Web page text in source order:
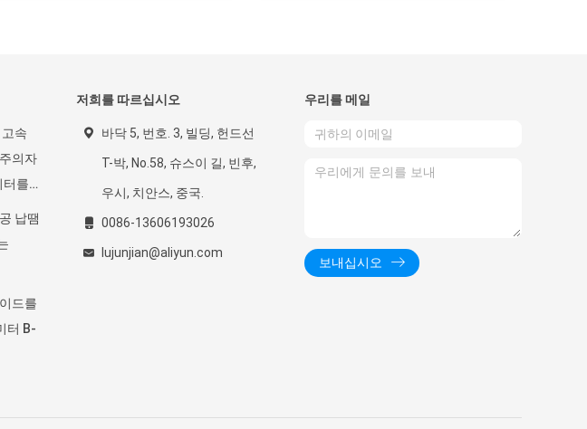
속
의자
터를
납땜
드를
터 B-
저희를 따르십시오
바닥 5, 번호. 3, 빌딩, 헌드선
T-박, No.58, 슈스이 길, 빈후,
우시, 치안스, 중국.
0086-13606193026
lujunjian@aliyun.com
우리를 메일
보내십시오